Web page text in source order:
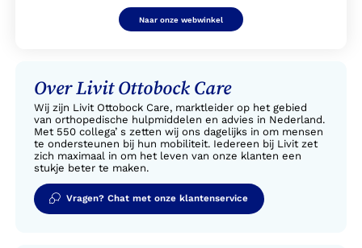
Naar onze webwinkel
Over Livit Ottobock Care
Wij zijn Livit Ottobock Care, marktleider op het gebied
van orthopedische hulpmiddelen en advies in Nederland.
Met 550 collega’ s zetten wij ons dagelijks in om mensen
te ondersteunen bij hun mobiliteit. Iedereen bij Livit zet
zich maximaal in om het leven van onze klanten een
stukje beter te maken.
Vragen? Chat met onze klantenservice